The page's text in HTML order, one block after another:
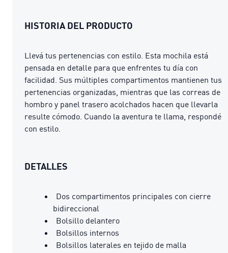
HISTORIA DEL PRODUCTO
Llevá tus pertenencias con estilo. Esta mochila está
pensada en detalle para que enfrentes tu día con
facilidad. Sus múltiples compartimentos mantienen tus
pertenencias organizadas, mientras que las correas de
hombro y panel trasero acolchados hacen que llevarla
resulte cómodo. Cuando la aventura te llama, respondé
con estilo.
DETALLES
Dos compartimentos principales con cierre
bidireccional
Bolsillo delantero
Bolsillos internos
Bolsillos laterales en tejido de malla